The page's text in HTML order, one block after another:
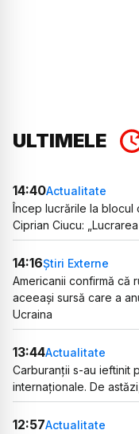
ULTIMELE
14:40Actualitate
Încep lucrările la blocul
Ciprian Ciucu:
14:16Știri Externe
Americanii confirmă că
aceeași sursă care a
Ucraina
13:44Actualitate
Carburanții s-au ieftinit
internaționale. De
12:57Actualitate